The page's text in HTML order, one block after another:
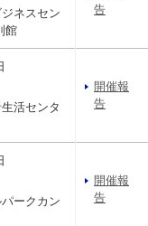
ネスセン
館
告
活センタ
開催報
告
ークカン
開催報
告